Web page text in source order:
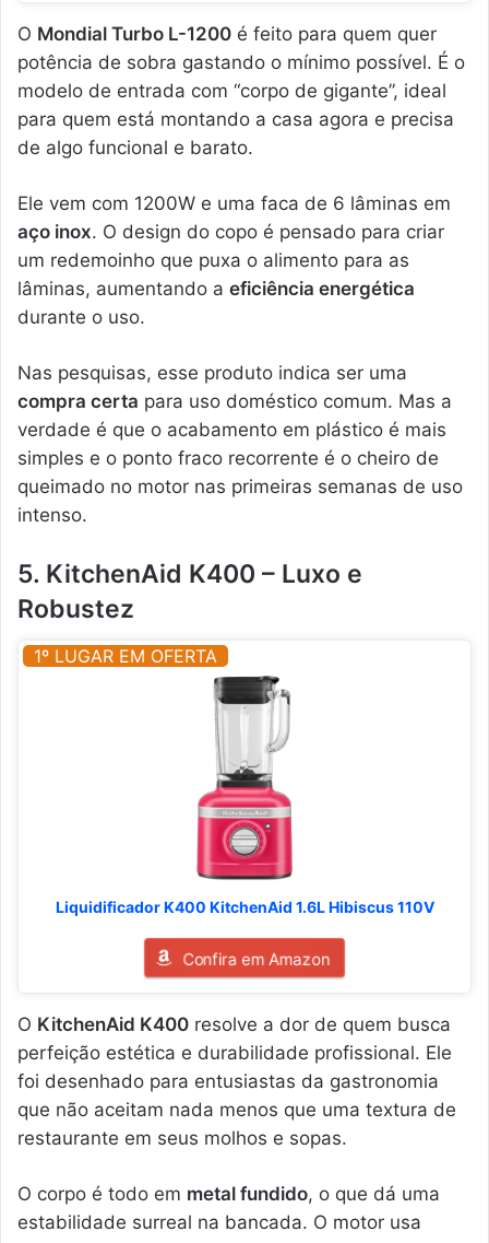
O Mondial Turbo L-1200 é feito para quem quer
potência de sobra gastando o mínimo possível. É o
modelo de entrada com “corpo de gigante”, ideal
para quem está montando a casa agora e precisa
de algo funcional e barato.
Ele vem com 1200W e uma faca de 6 lâminas em
aço inox. O design do copo é pensado para criar
um redemoinho que puxa o alimento para as
lâminas, aumentando a eficiência energética
durante o uso.
Nas pesquisas, esse produto indica ser uma
compra certa para uso doméstico comum. Mas a
verdade é que o acabamento em plástico é mais
simples e o ponto fraco recorrente é o cheiro de
queimado no motor nas primeiras semanas de uso
intenso.
5. KitchenAid K400 – Luxo e
Robustez
1º LUGAR EM OFERTA
Liquidificador K400 KitchenAid 1.6L Hibiscus 110V
Confira em Amazon
O KitchenAid K400 resolve a dor de quem busca
perfeição estética e durabilidade profissional. Ele
foi desenhado para entusiastas da gastronomia
que não aceitam nada menos que uma textura de
restaurante em seus molhos e sopas.
O corpo é todo em metal fundido, o que dá uma
estabilidade surreal na bancada. O motor usa